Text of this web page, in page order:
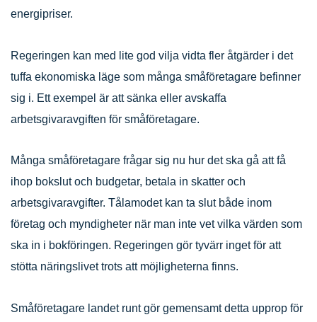
energipriser.
Regeringen kan med lite god vilja vidta fler åtgärder i det
tuffa ekonomiska läge som många småföretagare befinner
sig i. Ett exempel är att sänka eller avskaffa
arbetsgivaravgiften för småföretagare.
Många småföretagare frågar sig nu hur det ska gå att få
ihop bokslut och budgetar, betala in skatter och
arbetsgivaravgifter. Tålamodet kan ta slut både inom
företag och myndigheter när man inte vet vilka värden som
ska in i bokföringen. Regeringen gör tyvärr inget för att
stötta näringslivet trots att möjligheterna finns.
Småföretagare landet runt gör gemensamt detta upprop för